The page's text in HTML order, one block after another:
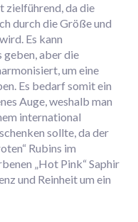
zielführend, da die
durch die Größe und
Es kann
geben, aber die
um eine
Es bedarf somit ein
Auge, weshalb man
international
sollte, da der
Rubins im
„Hot Pink“ Saphir
und Reinheit um ein